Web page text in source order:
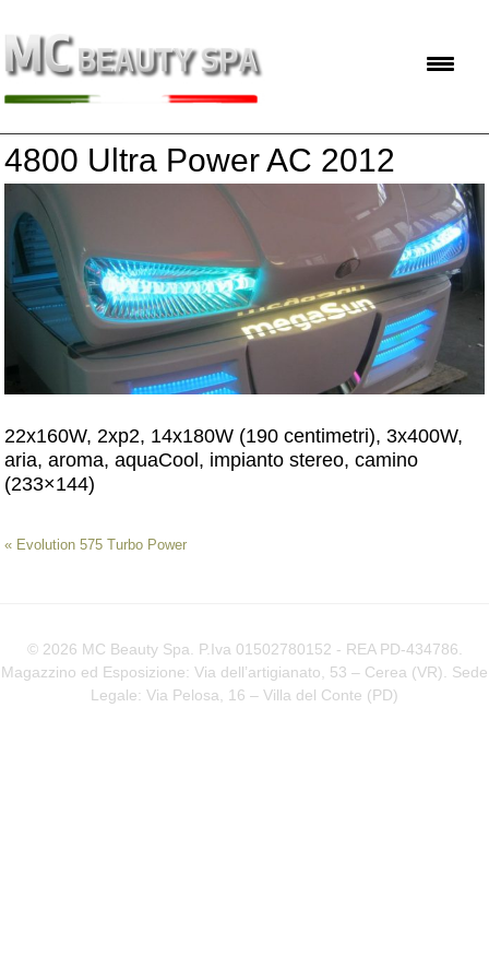
4800 Ultra Power AC 2012
22x160W, 2xp2, 14x180W (190 centimetri), 3x400W,
aria, aroma, aquaCool, impianto stereo, camino
(233×144)
« Evolution 575 Turbo Power
© 2026 MC Beauty Spa. P.Iva 01502780152 - REA PD-434786.
Magazzino ed Esposizione: Via dell’artigianato, 53 – Cerea (VR). Sede
Legale: Via Pelosa, 16 – Villa del Conte (PD)